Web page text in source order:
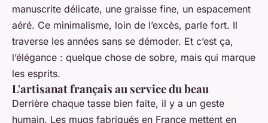
manuscrite délicate, une graisse fine, un espacement
aéré. Ce minimalisme, loin de l’excès, parle fort. Il
traverse les années sans se démoder. Et c’est ça,
l’élégance : quelque chose de sobre, mais qui marque
les esprits.
L'artisanat français au service du beau
Derrière chaque tasse bien faite, il y a un geste
humain. Les mugs fabriqués en France mettent en